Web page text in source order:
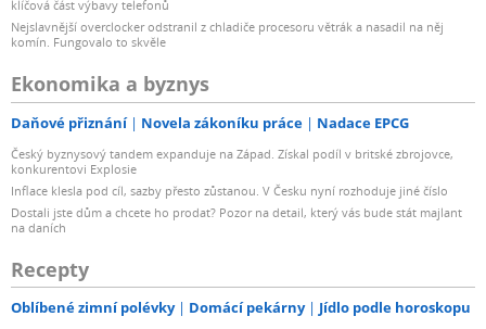
klíčová část výbavy telefonů
Nejslavnější overclocker odstranil z chladiče procesoru větrák a nasadil na něj
komín. Fungovalo to skvěle
Ekonomika a byznys
Daňové přiznání Novela zákoníku práce Nadace EPCG
Český byznysový tandem expanduje na Západ. Získal podíl v britské zbrojovce,
konkurentovi Explosie
Inflace klesla pod cíl, sazby přesto zůstanou. V Česku nyní rozhoduje jiné číslo
Dostali jste dům a chcete ho prodat? Pozor na detail, který vás bude stát majlant
na daních
Recepty
Oblíbené zimní polévky Domácí pekárny Jídlo podle horoskopu